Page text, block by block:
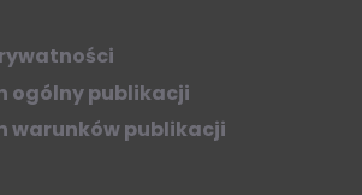
ogólny publikacji
warunków publikacji